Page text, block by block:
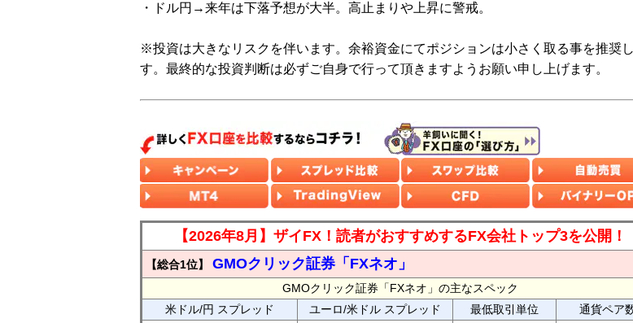
・ドル円→来年は下落予想が大半。高止まりや上昇に警戒。
※投資は大きなリスクを伴います。余裕資金にてポジションは小さく取る事を推奨
す。最終的な投資判断は必ずご自身で行って頂きますようお願い申し上げます。
【2026年8月】ザイFX！読者がおすすめするFX会社トップ3を公開！
【総合1位】 GMOクリック証券「FXネオ」
GMOクリック証券「FXネオ」の主なスペック
米ドル/円 スプレッド
ユーロ/米ドル スプレッド 最低取引単位
通貨ペア